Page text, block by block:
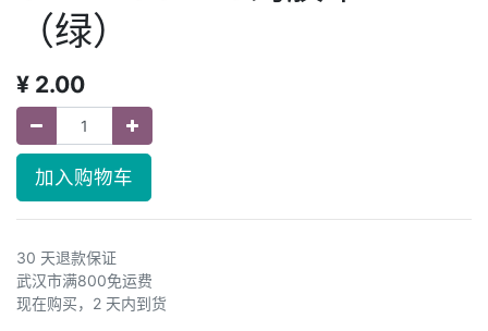
（绿）
¥ 2.00
加入购物车
30 天退款保证
武汉市满800免运费
现在购买，2 天内到货